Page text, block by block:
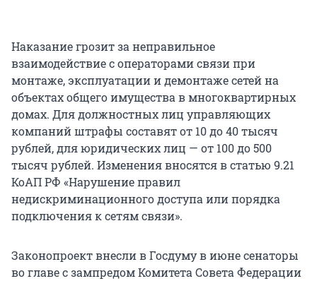
Наказание грозит за неправильное
взаимодействие с операторами связи при
монтаже, эксплуатации и демонтаже сетей на
объектах общего имущества в многоквартирных
домах. Для должностных лиц управляющих
компаний штрафы составят от 10 до 40 тысяч
рублей, для юридических лиц — от 100 до 500
тысяч рублей. Изменения вносятся в статью 9.21
КоАП РФ «Нарушение правил
недискриминационного доступа или порядка
подключения к сетям связи».
Законопроект внесли в Госдуму в июне сенаторы
во главе с зампредом Комитета Совета Федерации